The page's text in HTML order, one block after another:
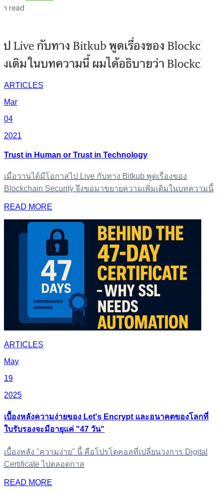
ARTICLES
Mar
04
2021
Trust in Human or Trust in Technology
เมื่อวานได้มีโอกาสไป Live กับทาง Bitkub พูดเรื่องของ
Blockchain Security จึงขอมาขยายความเพิ่มเติมในบทความนี้
READ MORE
ARTICLES
May
19
2025
เบื้องหลังความง่ายของ Let's Encrypt และอนาคตของโลกที่
ใบรับรองจะมีอายุแค่ "47 วัน"
เบื้องหลัง "ความง่าย" นี้ คือโปรโตคอลที่เปลี่ยนวงการ Digital
Certificate ไปตลอดกาล
READ MORE